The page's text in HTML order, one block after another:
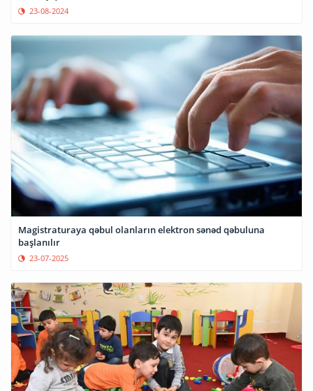
23-08-2024
Magistraturaya qəbul olanların elektron sənəd qəbuluna
başlanılır
23-07-2025